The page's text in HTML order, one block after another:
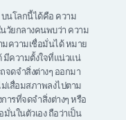
บนโลกนี้ได้คือ ความ
วัยกลางคนพบว่า ความ
ความเชื่อมั่นได้ หมาย
ความตั้งใจที่แน่วแน่
จดจำสิ่งต่างๆ ออกมา
เสื่อมสภาพลงไปตาม
รที่จดจำสิ่งต่างๆ หรือ
มั่นในตัวเอง ถือว่าเป็น